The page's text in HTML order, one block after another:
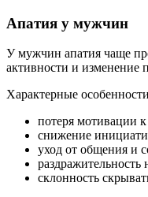
Апатия у мужчин
У мужчин апатия чаще
активности и изменение
Характерные
потеря мотивации
снижение
уход от общения и
склонность